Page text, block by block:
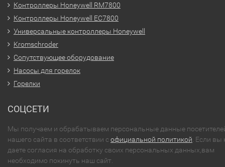
Контроллеры Honeywell RM7800
Контроллеры Honeywell EC7800
Универсальные контроллеры Honeywell
Kromschroder
Сопутствующее оборудование
Насосы для горелок
Горелки
СОЦСЕТИ
Мы получаем и обрабатываем персональные данные
нашего сайта в соответствии софициальной политикой . Если вы
даете согласия на обработку своих персональных данных,вам
необходимо покинуть наш сайт.